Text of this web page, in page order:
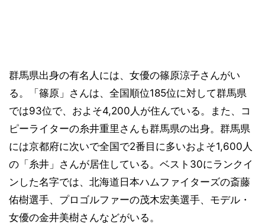
群馬県出身の有名人には、女優の篠原涼子さんがい
る。「篠原」さんは、全国順位185位に対して群馬県
では93位で、およそ4,200人が住んでいる。また、コ
ピーライターの糸井重里さんも群馬県の出身。群馬県
には京都府に次いで全国で2番目に多いおよそ1,600人
の「糸井」さんが居住している。ベスト30にランクイ
ンした名字では、北海道日本ハムファイターズの斎藤
佑樹選手、プロゴルファーの茂木宏美選手、モデル・
女優の金井美樹さんなどがいる。